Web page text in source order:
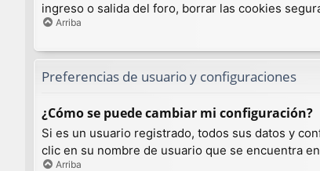
ingreso o salida del foro, borrar las cookies
Arriba
Preferencias de usuario y configuraciones
¿Cómo se puede cambiar mi configuración?
Si es un usuario registrado, todos sus datos y
clic en su nombre de usuario que se encuentra
Arriba